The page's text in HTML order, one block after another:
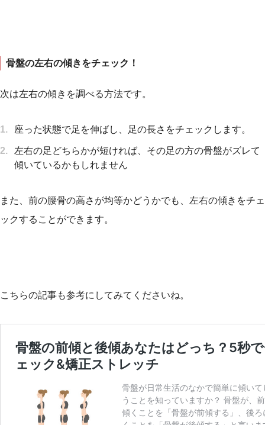
骨盤の左右の傾きをチェック！
次は左右の傾きを調べる方法です。
座った状態で足を伸ばし、足の長さをチェックします。
左右の足どちらかが短ければ、その足の方の骨盤がズレて
傾いているかもしれません
また、前の腰骨の高さが均等かどうかでも、左右の傾きをチェ
ックすることができます。
こちらの記事も参考にしてみてくださいね。